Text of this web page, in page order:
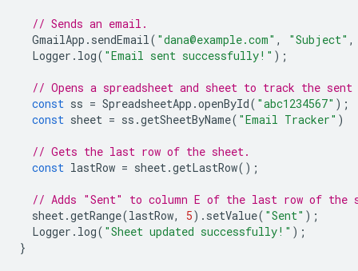
// Sends an email.
GmailApp . sendEmail( "dana@example.com" , "Subject" ,
Logger . log( "Email sent successfully!" );
// Opens a spreadsheet and sheet to track the
const ss = SpreadsheetApp .openById( "abc1234567" );
const sheet = ss .getSheetByName( "Email Tracker" )
// Gets the last row of the sheet.
const lastRow = sheet.getLastRow();
// Adds "Sent" to column E of the last row of the
sheet.getRange(lastRow, 5). setValue( "Sent" );
Logger . log( "Sheet updated successfully!" );
}